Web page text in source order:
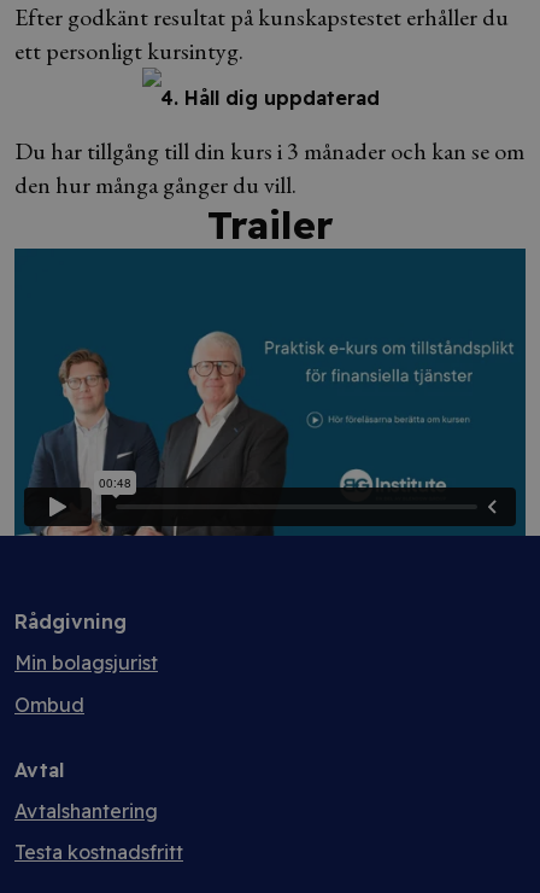
Efter godkänt resultat på kunskapstestet erhåller du
ett personligt kursintyg.
4. Håll dig uppdaterad
Du har tillgång till din kurs i 3 månader och kan se om
den hur många gånger du vill.
Trailer
Rådgivning
Min bolagsjurist
Ombud
Avtal
Avtalshantering
Testa kostnadsfritt